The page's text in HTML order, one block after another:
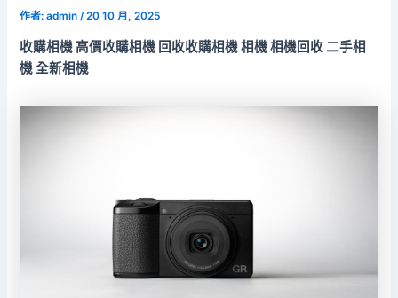
作者:admin/20 10 月, 2025
收購相機 高價收購相機 回收收購相機 相機 相機回收 二手相
機 全新相機